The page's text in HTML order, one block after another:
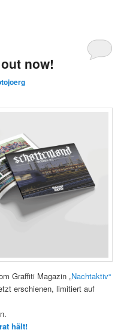
now!
Graffiti Magazin „Nachtaktiv“
erschienen, limitiert auf
hält!